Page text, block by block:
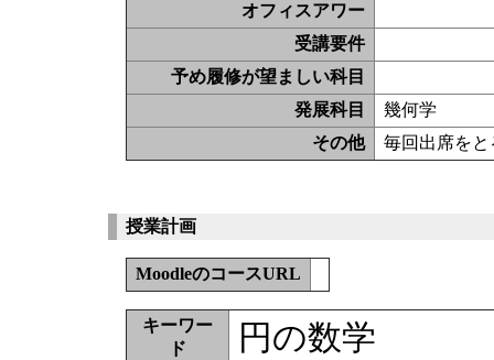
オフィスアワー
受講要件
予め履修が望ましい科目
発展科目
幾何学
その他
毎回出席を
授業計画
MoodleのコースURL
キーワー
ド
円の数学